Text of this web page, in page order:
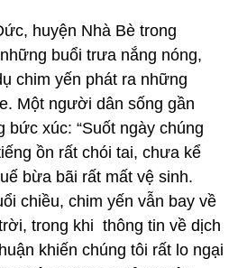
huyện Nhà Bè trong
buổi trưa nắng nóng,
chim yến phát ra những
Một người dân sống gần
xúc: “Suốt ngày chúng
ồn rất chói tai, chưa kể
bừa bãi rất mất vệ sinh.
chiều, chim yến vẫn bay về
trong khi thông tin về dịch
khiến chúng tôi rất lo ngại